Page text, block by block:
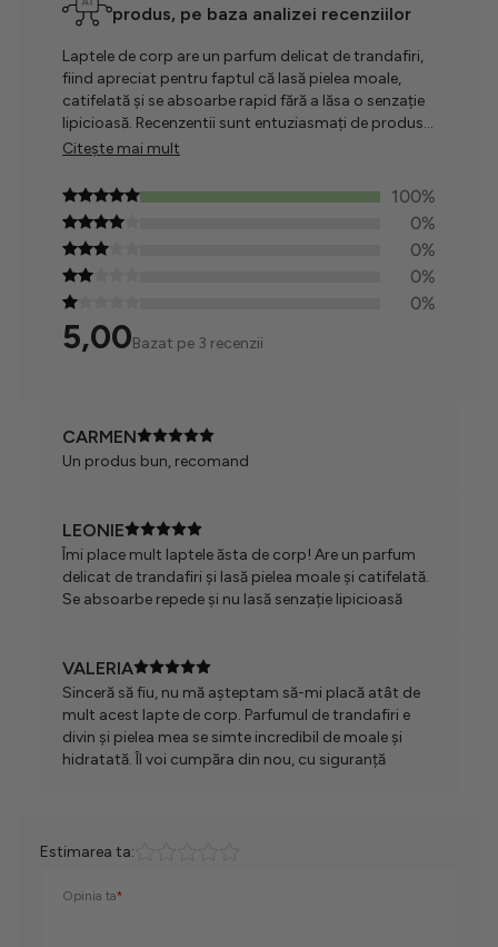
produs, pe baza analizei recenziilor
Laptele de corp are un parfum delicat de trandafiri,
fiind apreciat pentru faptul că lasă pielea moale,
catifelată și se absoarbe rapid fără a lăsa o senzație
lipicioasă. Recenzentii sunt entuziasmați de produs
și intenționează să-l cumpere din nou, evidențiind
Citește mai mult
100%
0%
0%
0%
0%
5,00Bazat pe 3 recenzii
CARMEN
Un produs bun, recomand
LEONIE
Îmi place mult laptele ăsta de corp! Are un parfum
delicat de trandafiri și lasă pielea moale și catifelată.
Se absoarbe repede și nu lasă senzație lipicioasă
VALERIA
Sinceră să fiu, nu mă așteptam să-mi placă atât de
mult acest lapte de corp. Parfumul de trandafiri e
divin și pielea mea se simte incredibil de moale și
hidratată. Îl voi cumpăra din nou, cu siguranță
Estimarea ta:
Opinia ta*